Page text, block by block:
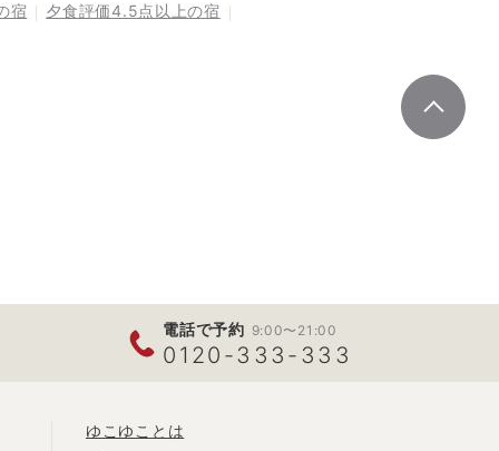
宿
夕食評価4.5点以上の宿
電話で予約 9:00〜21:00
0120-333-333
ゆこゆことは